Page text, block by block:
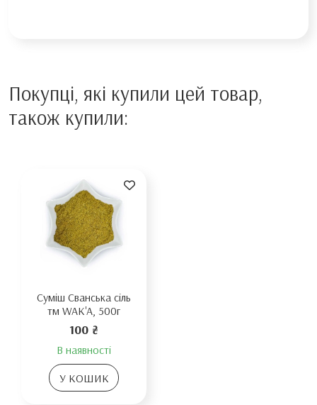
Покупці, які купили цей товар,
також купили:
Суміш Сванська сіль
тм WAK'A, 500г
100 ₴
В наявності
У КОШИК